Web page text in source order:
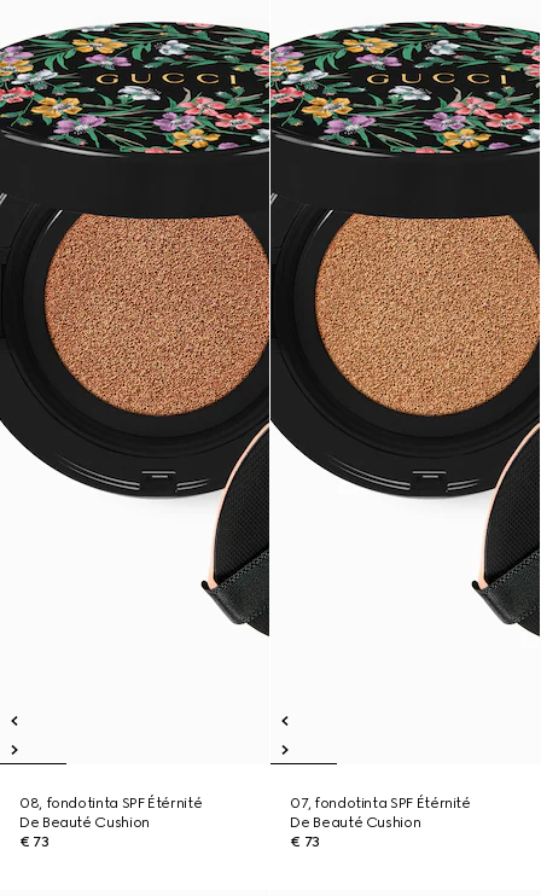
08, fondotinta SPF Étérnité
De Beauté Cushion
€ 73
07, fondotinta SPF Étérnité
De Beauté Cushion
€ 73